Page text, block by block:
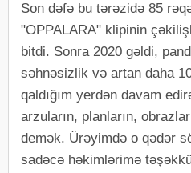
Son dəfə bu tərəzidə 85
"OPPALARA" klipinin
bitdi. Sonra 2020 gəldi,
səhnəsizlik və artan daha
qaldığım yerdən davam
arzuların, planların,
demək. Ürəyimdə o qədər
sadəcə həkimlərimə